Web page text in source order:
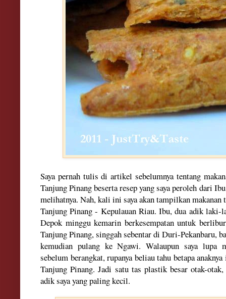
Saya pernah tulis di artikel sebelumnya tentang
Tanjung Pinang beserta resep yang saya peroleh dari
melihatnya. Nah, kali ini saya akan tampilkan makanan
Tanjung Pinang - Kepulauan Riau. Ibu, dua adik laki-
Depok minggu kemarin berkesempatan untuk
Tanjung Pinang, singgah sebentar di Duri-Pekanbaru,
kemudian pulang ke Ngawi. Walaupun saya lupa
sebelum berangkat, rupanya beliau tahu betapa
Tanjung Pinang. Jadi satu tas plastik besar otak-
adik saya yang paling kecil.